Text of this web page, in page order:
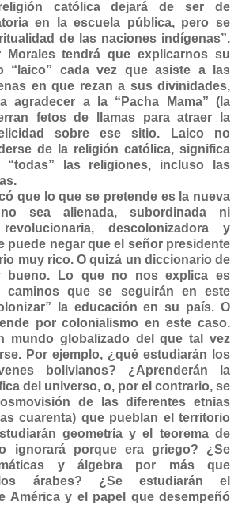
católica dejará de ser de
en la escuela pública, pero se
de las naciones indígenas”.
tendrá que explicarnos su
“laico” cada vez que asiste a las
en que rezan a sus divinidades,
agradecer a la “Pacha Mama” (la
fetos de llamas para atraer la
sobre ese sitio. Laico no
de la religión católica, significa
“todas” las religiones, incluso las
que lo que se pretende es la nueva
sea alienada, subordinada ni
descolonizadora y
puede negar que el señor presidente
muy rico. O quizá un diccionario de
bueno. Lo que no nos explica es
caminos que se seguirán en este
la educación en su país. O
por colonialismo en este caso.
mundo globalizado del que tal vez
Por ejemplo, ¿qué estudiarán los
bolivianos? ¿Aprenderán la
del universo, o, por el contrario, se
de las diferentes etnias
cuarenta) que pueblan el territorio
geometría y el teorema de
ignorará porque era griego? ¿Se
y álgebra por más que
árabes? ¿Se estudiarán el
América y el papel que desempeñó